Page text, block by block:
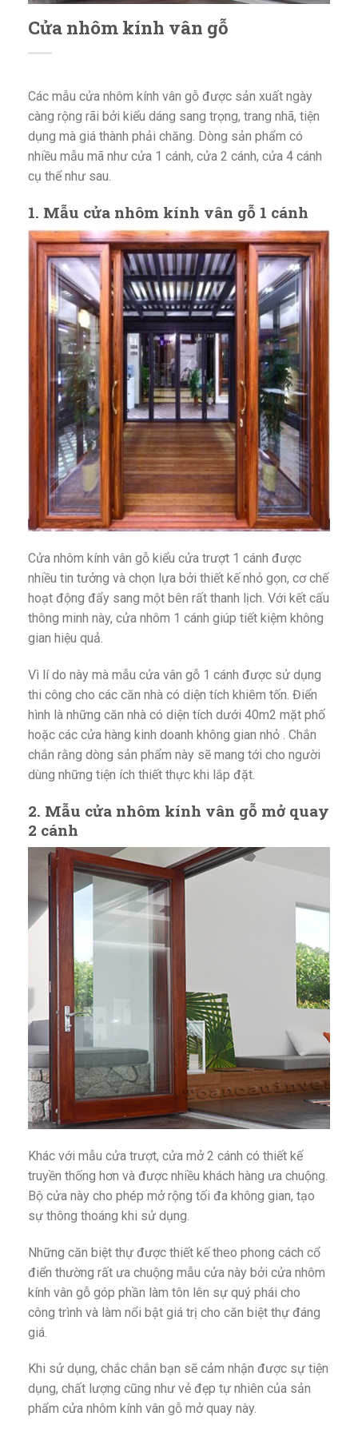
Cửa nhôm kính vân gỗ
Các mẫu cửa nhôm kính vân gỗ được sản xuất ngày
càng rộng rãi bởi kiểu dáng sang trọng, trang nhã, tiện
dụng mà giá thành phải chăng. Dòng sản phẩm có
nhiều mẫu mã như cửa 1 cánh, cửa 2 cánh, cửa 4 cánh
cụ thể như sau.
1. Mẫu cửa nhôm kính vân gỗ 1 cánh
Cửa nhôm kính vân gỗ kiểu cửa trượt 1 cánh được
nhiều tin tưởng và chọn lựa bởi thiết kế nhỏ gọn, cơ chế
hoạt động đẩy sang một bên rất thanh lịch. Với kết cấu
thông minh này, cửa nhôm 1 cánh giúp tiết kiệm không
gian hiệu quả.
Vì lí do này mà mẫu cửa vân gỗ 1 cánh được sử dụng
thi công cho các căn nhà có diện tích khiêm tốn. Điển
hình là những căn nhà có diện tích dưới 40m2 mặt phố
hoặc các cửa hàng kinh doanh không gian nhỏ . Chắn
chắn rằng dòng sản phẩm này sẽ mang tới cho người
dùng những tiện ích thiết thực khi lắp đặt.
2. Mẫu cửa nhôm kính vân gỗ mở quay
2 cánh
Khác với mẫu cửa trượt, cửa mở 2 cánh có thiết kế
truyền thống hơn và được nhiều khách hàng ưa chuộng.
Bộ cửa này cho phép mở rộng tối đa không gian, tạo
sự thông thoáng khi sử dụng.
Những căn biệt thự được thiết kế theo phong cách cổ
điển thường rất ưa chuộng mẫu cửa này bởi cửa nhôm
kính vân gỗ góp phần làm tôn lên sự quý phái cho
công trình và làm nổi bật giá trị cho căn biệt thự đáng
giá.
Khi sử dụng, chắc chắn bạn sẽ cảm nhận được sự tiện
dụng, chất lượng cũng như vẻ đẹp tự nhiên của sản
phẩm cửa nhôm kính vân gỗ mở quay này.